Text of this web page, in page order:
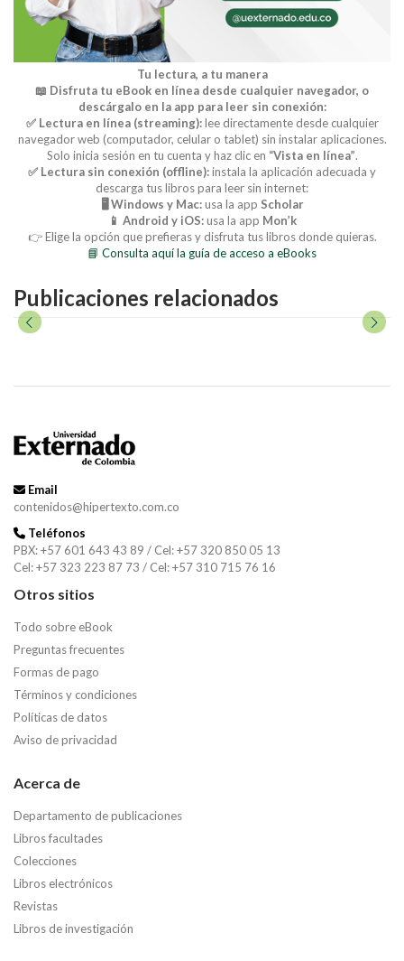
Tu lectura, a tu manera
📖 Disfruta tu eBook en línea desde cualquier navegador, o
descárgalo en la app para leer sin conexión:
✅ Lectura en línea (streaming):lee directamente desde cualquier
navegador web (computador, celular o tablet) sin instalar aplicaciones.
Solo inicia sesión en tu cuenta y haz clic en “Vista en línea”.
✅ Lectura sin conexión (offline):instala la aplicación adecuada y
descarga tus libros para leer sin internet:
🖥️ Windows y Mac:usa la app Scholar
📱 Android y iOS:usa la app Mon’k
👉 Elige la opción que prefieras y disfruta tus libros donde quieras.
📘 Consulta aquí la guía de acceso a eBooks
Publicaciones relacionados
Email
contenidos@hipertexto.com.co
Teléfonos
PBX: +57 601 643 43 89 / Cel: +57 320 850 05 13
Cel: +57 323 223 87 73 / Cel: +57 310 715 76 16
Otros sitios
Todo sobre eBook
Preguntas frecuentes
Formas de pago
Términos y condiciones
Políticas de datos
Aviso de privacidad
Acerca de
Departamento de publicaciones
Libros facultades
Colecciones
Libros electrónicos
Revistas
Libros de investigación